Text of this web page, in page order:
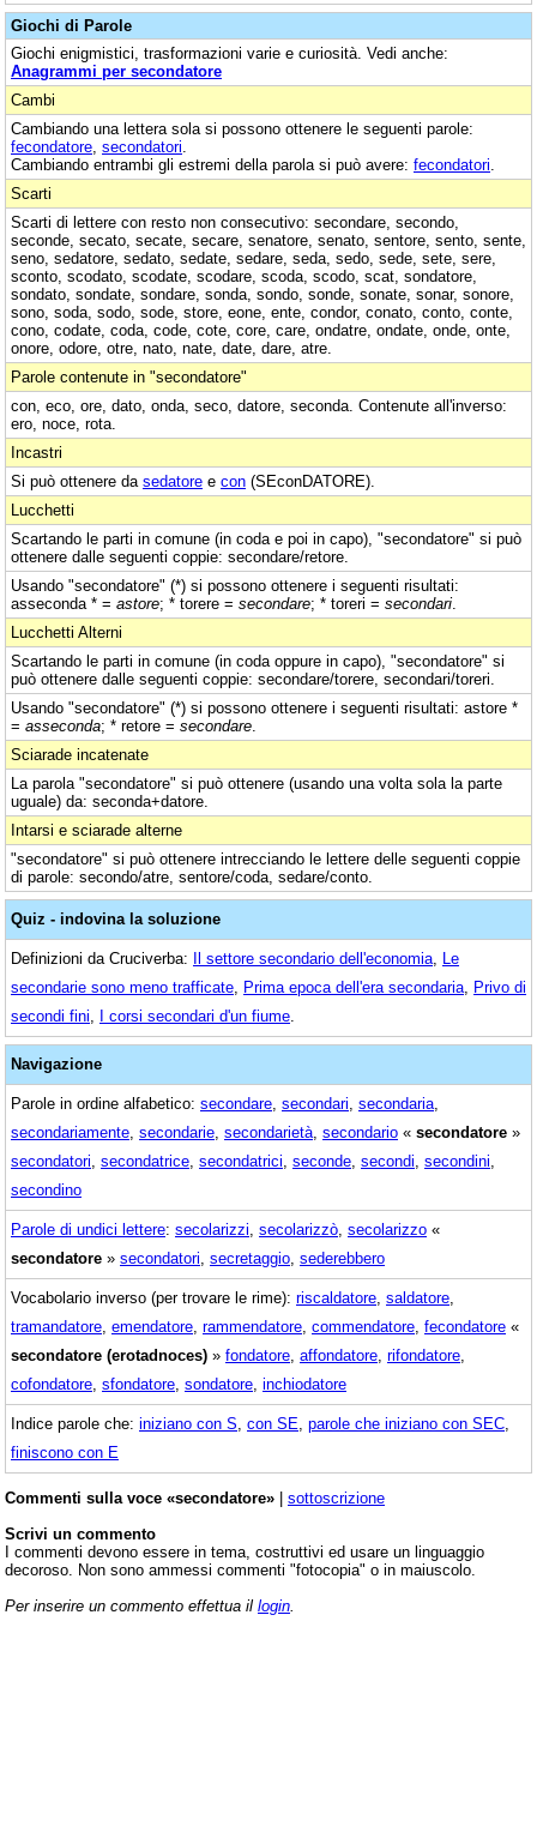
Giochi di Parole
Giochi enigmistici, trasformazioni varie e curiosità. Vedi anche:
Anagrammi per secondatore
Cambi
Cambiando una lettera sola si possono ottenere le seguenti parole:
fecondatore secondatori
Cambiando entrambi gli estremi della parola si può avere: fecondatori
Scarti
Scarti di lettere con resto non consecutivo: secondare, secondo,
seconde, secato, secate, secare, senatore, senato, sentore, sento, sente,
seno, sedatore, sedato, sedate, sedare, seda, sedo, sede, sete, sere,
sconto, scodato, scodate, scodare, scoda, scodo, scat, sondatore,
sondato, sondate, sondare, sonda, sondo, sonde, sonate, sonar, sonore,
sono, soda, sodo, sode, store, eone, ente, condor, conato, conto, conte,
cono, codate, coda, code, cote, core, care, ondatre, ondate, onde, onte,
onore, odore, otre, nato, nate, date, dare, atre.
Parole contenute in "secondatore"
con, eco, ore, dato, onda, seco, datore, seconda. Contenute all'inverso:
ero, noce, rota.
Incastri
Si può ottenere da sedatore e con (SEconDATORE).
Lucchetti
Scartando le parti in comune (in coda e poi in capo), "secondatore" si può
ottenere dalle seguenti coppie: secondare/retore.
Usando "secondatore" (*) si possono ottenere i seguenti risultati:
asseconda * = astore; * torere = secondare; * toreri = secondari
Lucchetti Alterni
Scartando le parti in comune (in coda oppure in capo), "secondatore" si
può ottenere dalle seguenti coppie: secondare/torere, secondari/toreri.
Usando "secondatore" (*) si possono ottenere i seguenti risultati: astore *
= asseconda; * retore = secondare
Sciarade incatenate
La parola "secondatore" si può ottenere (usando una volta sola la parte
uguale) da: seconda+datore.
Intarsi e sciarade alterne
"secondatore" si può ottenere intrecciando le lettere delle seguenti coppie
di parole: secondo/atre, sentore/coda, sedare/conto.
Quiz - indovina la soluzione
Definizioni da Cruciverba: Il settore secondario dell'economia Le
secondarie sono meno trafficate Prima epoca dell'era secondaria Privo di
secondi fini
I corsi secondari d'un fiume
Navigazione
Parole in ordine alfabetico: secondare secondari secondaria
secondariamente secondarie secondarietà secondario « secondatore »
secondatori secondatrice secondatrici seconde secondi secondini
secondino
Parole di undici lettere: secolarizzi secolarizzò secolarizzo «
secondatore » secondatori secretaggio sederebbero
Vocabolario inverso (per trovare le rime): riscaldatore saldatore
tramandatore emendatore rammendatore commendatore fecondatore «
secondatore (erotadnoces) » fondatore affondatore rifondatore
cofondatore sfondatore sondatore inchiodatore
Indice parole che: iniziano con S con SE parole che iniziano con SEC
finiscono con E
Commenti sulla voce «secondatore» | sottoscrizione
Scrivi un commento
I commenti devono essere in tema, costruttivi ed usare un linguaggio
decoroso. Non sono ammessi commenti "fotocopia" o in maiuscolo.
Per inserire un commento effettua il login